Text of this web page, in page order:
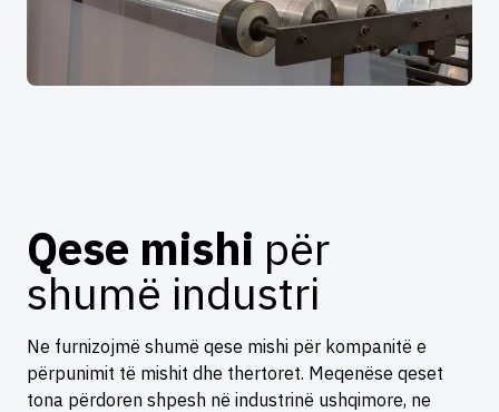
Qese mishi për
shumë industri
Ne furnizojmë shumë qese mishi për kompanitë e
përpunimit të mishit dhe thertoret. Meqenëse qeset
tona përdoren shpesh në industrinë ushqimore, ne